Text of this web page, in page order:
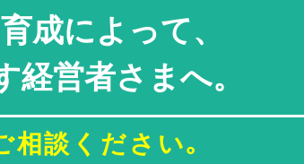
育成によって、
経営者さまへ。
相談ください｡